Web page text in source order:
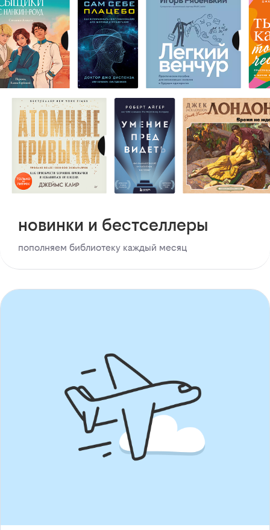
новинки и бестселлеры
пополняем библиотеку каждый месяц